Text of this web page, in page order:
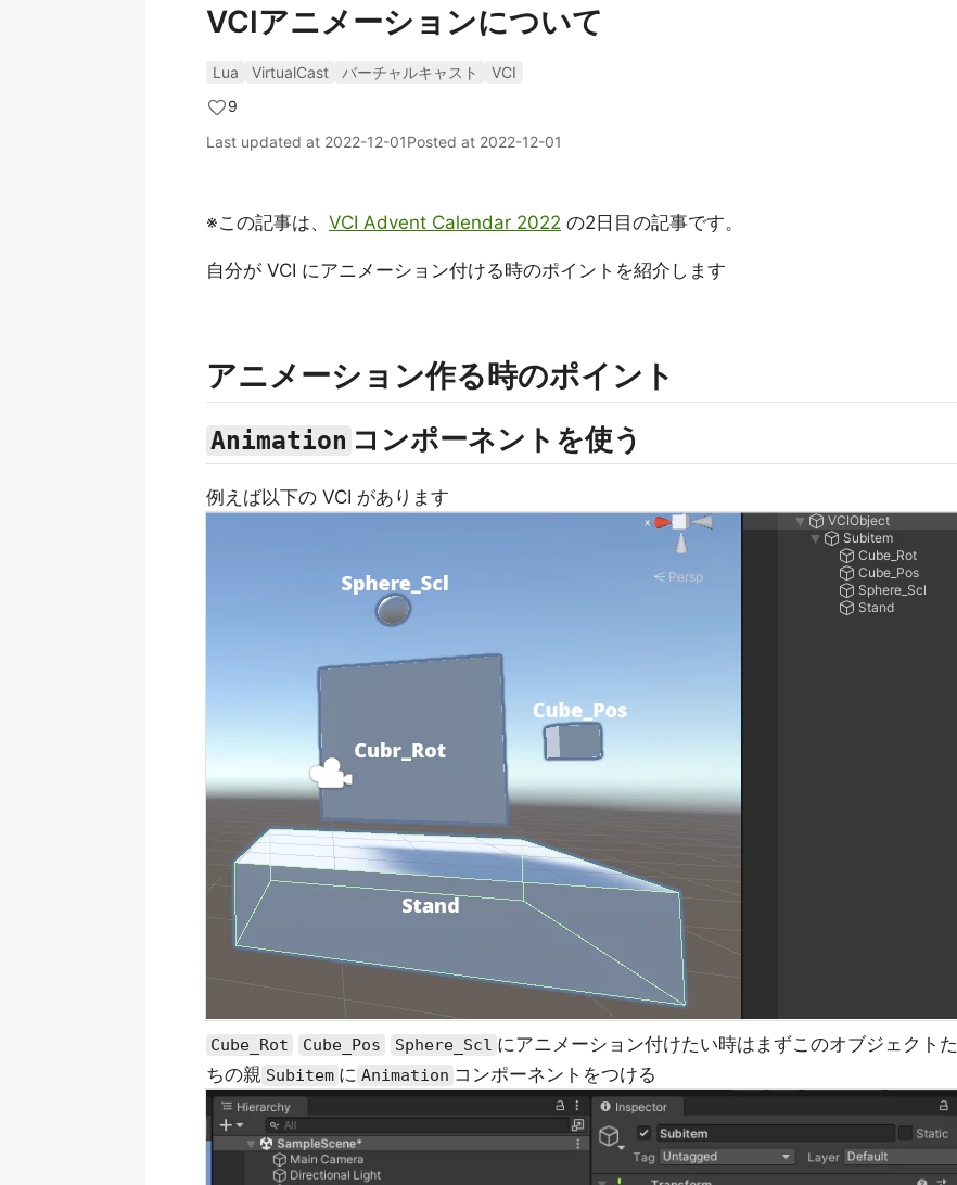
VCIアニメーションについて
Lua VirtualCast バーチャルキャスト
VCI
9
Last updated at 2022-12-01Posted at 2022-12-01
※この記事は、 VCI Advent Calendar 2022 の2日目の記事です。
自分が VCI にアニメーション付ける時のポイントを紹介します
アニメーション作る時のポイント
Animation コンポーネントを使う
例えば以下の VCI があります
Cube_Rot Cube_Pos Sphere_Scl にアニメーション付けたい時はまずこのオブジェクトた
ちの親 Subitem に Animation コンポーネントをつける